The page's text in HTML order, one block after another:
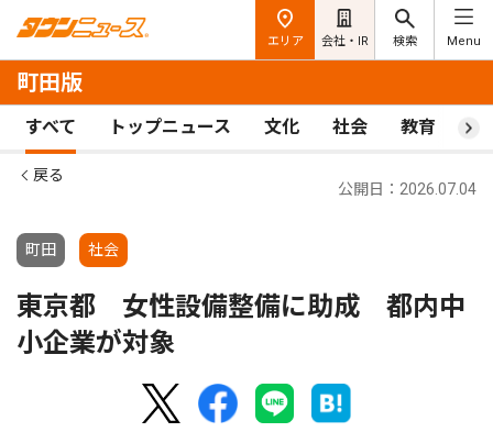
エリア 会社・IR 検索 Menu
町田版
すべて トップニュース 文化 社会 教育 ス
戻る
町田 社会
公開日：2026.07.04
東京都 女性設備整備に助成 都内中
小企業が対象